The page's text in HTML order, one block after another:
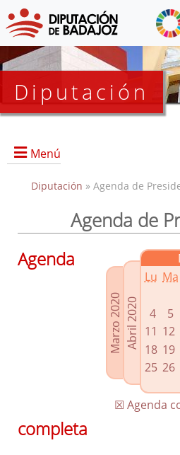
Diputación
Menú
Presidencia
Grupos Políticos
Enlaces
Agenda de Presidencia
Plenos provinciales y Juntas de
Oficina de Proyectos Europeos
Diputación » Agenda de
Agenda de
Marzo 2020Abril 2020
Lu Ma
4
5
11 12
18 19
25 26
☒ Agenda
Agenda
completa